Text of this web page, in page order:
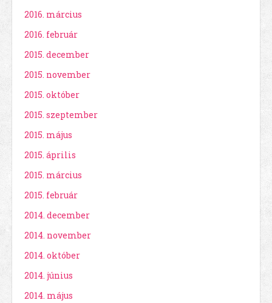
2016. március
2016. február
2015. december
2015. november
2015. október
2015. szeptember
2015. május
2015. április
2015. március
2015. február
2014. december
2014. november
2014. október
2014. június
2014. május